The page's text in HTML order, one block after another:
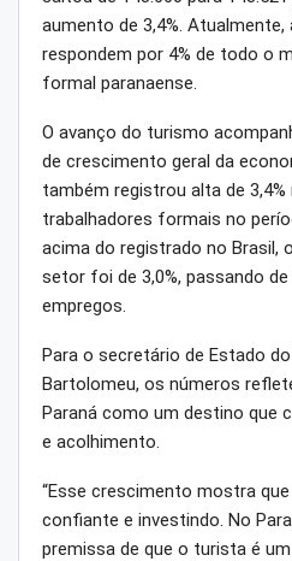
aumento de 3,4%.
respondem por 4% de todo o
formal paranaense.
O avanço do turismo
de crescimento geral da
também registrou alta de
trabalhadores formais no
acima do registrado no Brasil,
setor foi de 3,0%, passando de
empregos.
Para o secretário de Estado
Bartolomeu, os números
Paraná como um destino que
e acolhimento.
“Esse crescimento mostra
confiante e investindo. No
premissa de que o turista é